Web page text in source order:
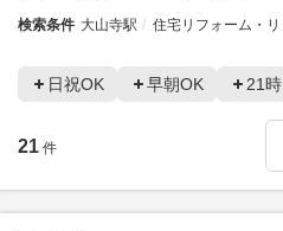
検索条件 大山寺駅 住宅リフォーム・
日祝OK 早朝OK 21
21 件